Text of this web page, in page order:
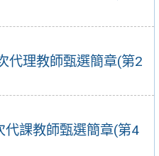
代理教師甄選簡章(第2
課教師甄選簡章(第4